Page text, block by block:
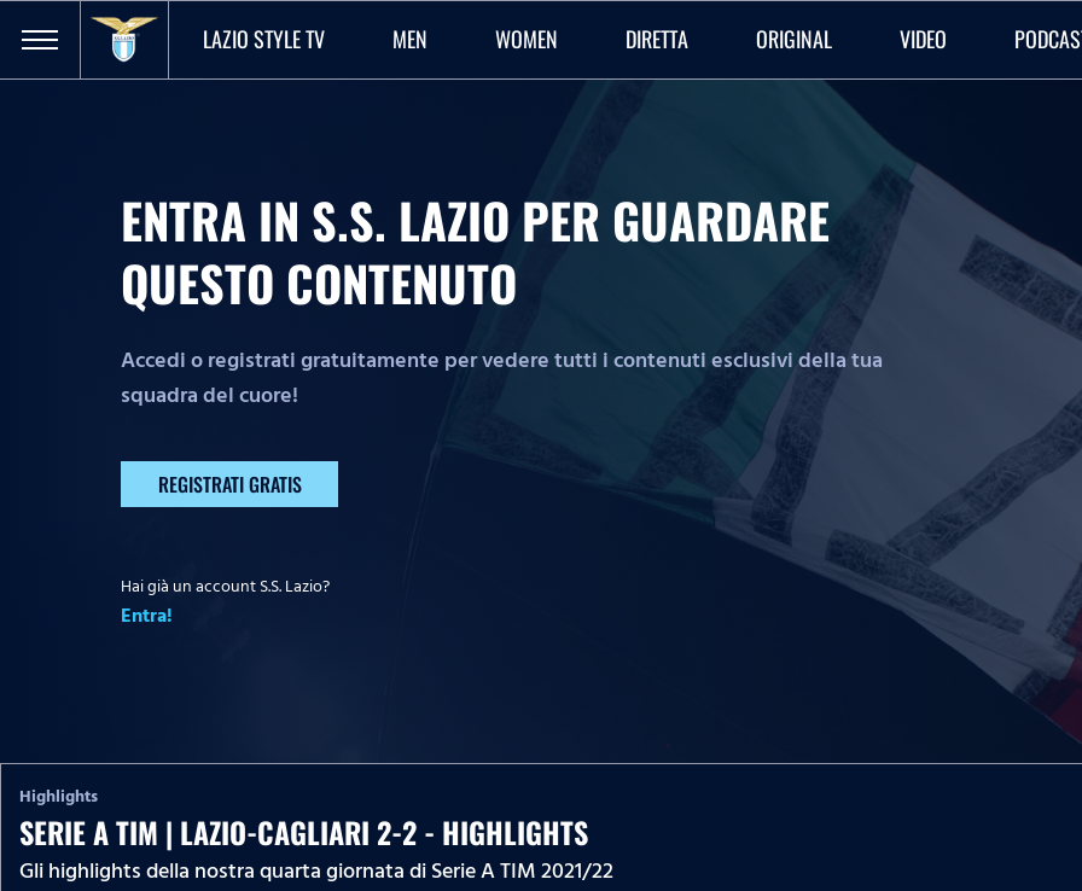
LAZIO STYLE TV MEN WOMEN DIRETTA ORIGINAL VIDEO
ENTRA IN S.S. LAZIO PER GUARDARE
QUESTO CONTENUTO
Accedi o registrati gratuitamente per vedere tutti i contenuti esclusivi della tua
squadra del cuore!
REGISTRATI GRATIS
Hai già un account S.S. Lazio?
Entra!
Highlights
SERIE A TIM | LAZIO-CAGLIARI 2-2 - HIGHLIGHTS
Gli highlights della nostra quarta giornata di Serie A TIM 2021/22